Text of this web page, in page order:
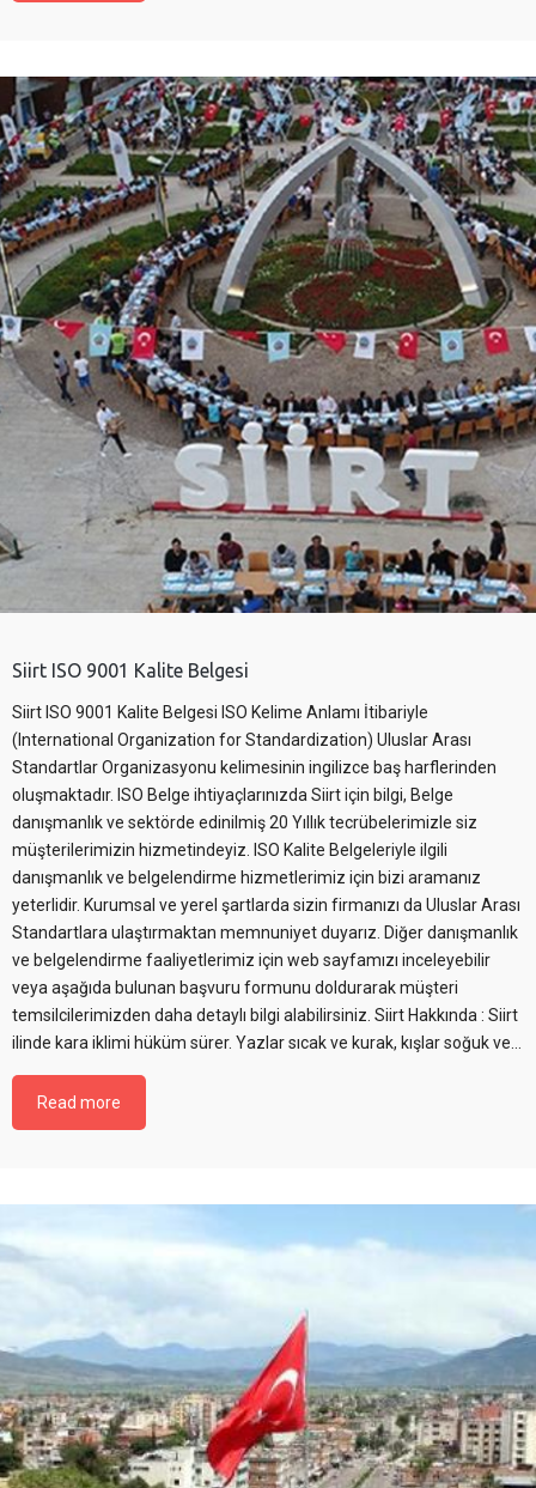
Siirt ISO 9001 Kalite Belgesi
Siirt ISO 9001 Kalite Belgesi ISO Kelime Anlamı İtibariyle
(International Organization for Standardization) Uluslar Arası
Standartlar Organizasyonu kelimesinin ingilizce baş harflerinden
oluşmaktadır. ISO Belge ihtiyaçlarınızda Siirt için bilgi, Belge
danışmanlık ve sektörde edinilmiş 20 Yıllık tecrübelerimizle siz
müşterilerimizin hizmetindeyiz. ISO Kalite Belgeleriyle ilgili
danışmanlık ve belgelendirme hizmetlerimiz için bizi aramanız
yeterlidir. Kurumsal ve yerel şartlarda sizin firmanızı da Uluslar Arası
Standartlara ulaştırmaktan memnuniyet duyarız. Diğer danışmanlık
ve belgelendirme faaliyetlerimiz için web sayfamızı inceleyebilir
veya aşağıda bulunan başvuru formunu doldurarak müşteri
temsilcilerimizden daha detaylı bilgi alabilirsiniz. Siirt Hakkında : Siirt
ilinde kara iklimi hüküm sürer. Yazlar sıcak ve kurak, kışlar soğuk ve…
Read more